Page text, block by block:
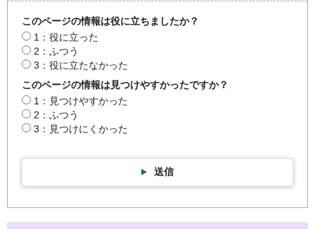
このページの情報は役に立ちましたか？
1：役に立った
2：ふつう
3：役に立たなかった
このページの情報は見つけやすかったですか？
1：見つけやすかった
2：ふつう
3：見つけにくかった
送信